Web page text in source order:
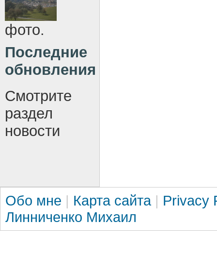
фото.
Последние
обновления
Смотрите
раздел
новости
Обо мне | Карта сайта | Privacy
Линниченко Михаил